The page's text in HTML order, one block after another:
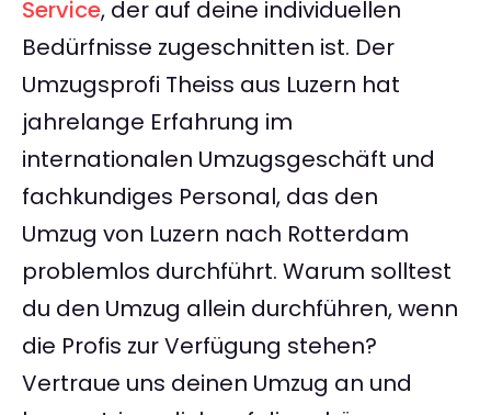
Service, der auf deine individuellen
Bedürfnisse zugeschnitten ist. Der
Umzugsprofi Theiss aus Luzern hat
jahrelange Erfahrung im
internationalen Umzugsgeschäft und
fachkundiges Personal, das den
Umzug von Luzern nach Rotterdam
problemlos durchführt. Warum solltest
du den Umzug allein durchführen, wenn
die Profis zur Verfügung stehen?
Vertraue uns deinen Umzug an und